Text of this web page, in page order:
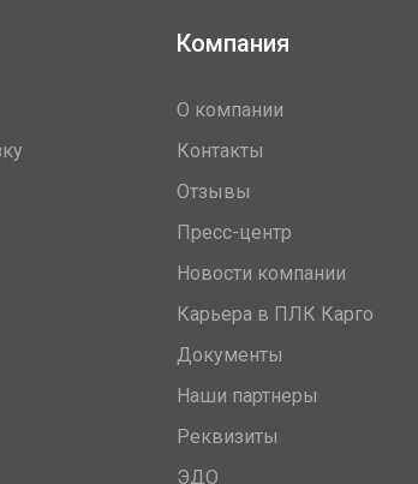
Компания
О компании
Контакты
Отзывы
Пресс-центр
Новости компании
Карьера в ПЛК Карго
Документы
Наши партнеры
Реквизиты
ЭДО